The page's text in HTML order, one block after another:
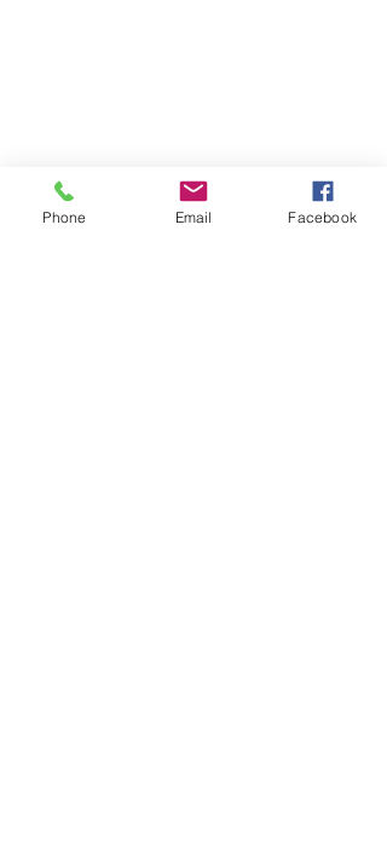
Phone Email Facebook